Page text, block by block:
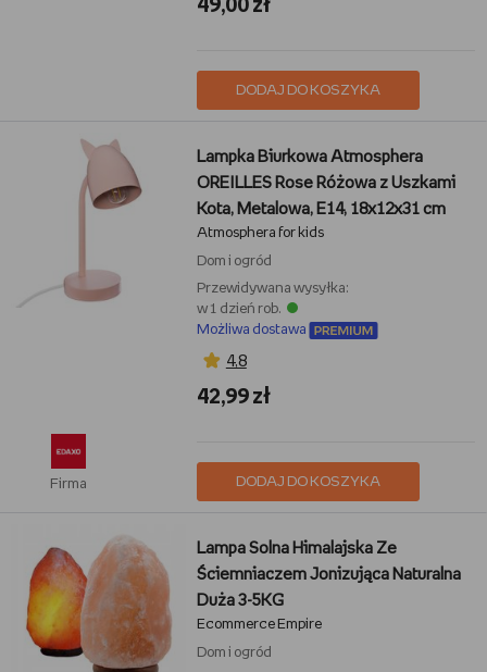
49,00 zł
DODAJ DO KOSZYKA
Firma
Lampka Biurkowa Atmosphera
OREILLES Rose Różowa z Uszkami
Kota, Metalowa, E14, 18x12x31 cm
Atmosphera for kids
Dom i ogród
Przewidywana wysyłka:
w 1 dzień rob.
Możliwa dostawa
4,8
42,99 zł
DODAJ DO KOSZYKA
Lampa Solna Himalajska Ze
Ściemniaczem Jonizująca Naturalna
Duża 3-5KG
Ecommerce Empire
Dom i ogród